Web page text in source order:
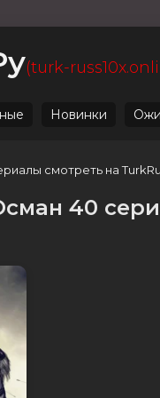
(turk-
Новинки
смотреть на
40